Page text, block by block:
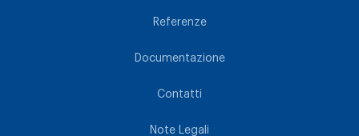
Referenze
Documentazione
Contatti
Note Legali